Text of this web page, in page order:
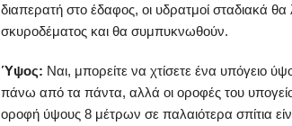
διαπερατή στο έδαφος, οι υδρατμοί σταδιακά
σκυροδέματος και θα συμπυκνωθούν.
Ύψος: Ναι, μπορείτε να χτίσετε ένα υπόγειο
πάνω από τα πάντα, αλλά οι οροφές του
οροφή ύψους 8 μέτρων σε παλαιότερα σπίτια